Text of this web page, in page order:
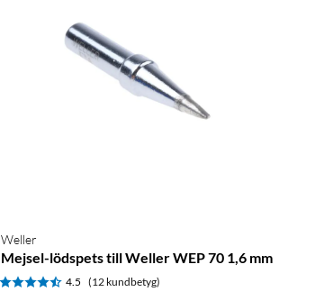
Weller
Mejsel-lödspets till Weller WEP 70 1,6 mm
4.5 (12 kundbetyg)